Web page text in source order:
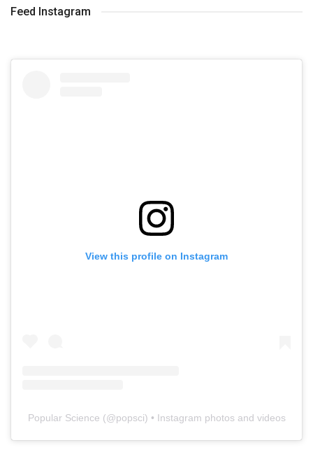
Feed Instagram
View this profile on Instagram
Popular Science (@popsci) • Instagram photos and videos